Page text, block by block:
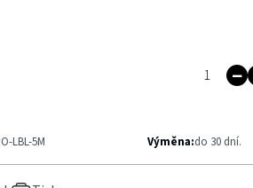
LBL-5M Výměna:do 30 dní.